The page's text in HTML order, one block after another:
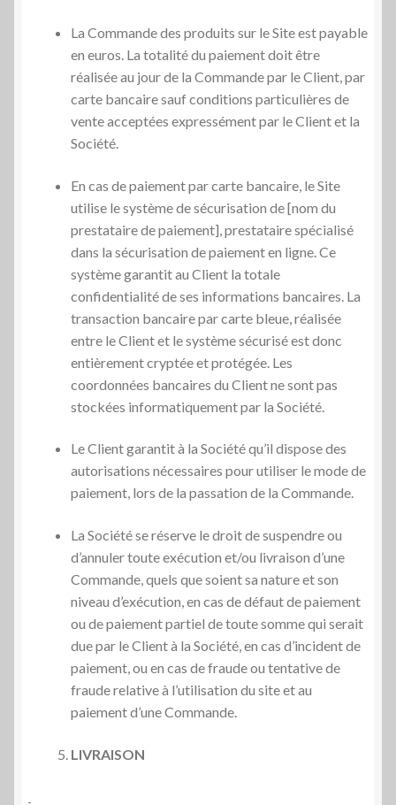
La Commande des produits sur le Site est payable
en euros. La totalité du paiement doit être
réalisée au jour de la Commande par le Client, par
carte bancaire sauf conditions particulières de
vente acceptées expressément par le Client et la
Société.
En cas de paiement par carte bancaire, le Site
utilise le système de sécurisation de [nom du
prestataire de paiement], prestataire spécialisé
dans la sécurisation de paiement en ligne. Ce
système garantit au Client la totale
confidentialité de ses informations bancaires. La
transaction bancaire par carte bleue, réalisée
entre le Client et le système sécurisé est donc
entièrement cryptée et protégée. Les
coordonnées bancaires du Client ne sont pas
stockées informatiquement par la Société.
Le Client garantit à la Société qu’il dispose des
autorisations nécessaires pour utiliser le mode de
paiement, lors de la passation de la Commande.
La Société se réserve le droit de suspendre ou
d’annuler toute exécution et/ou livraison d’une
Commande, quels que soient sa nature et son
niveau d’exécution, en cas de défaut de paiement
ou de paiement partiel de toute somme qui serait
due par le Client à la Société, en cas d’incident de
paiement, ou en cas de fraude ou tentative de
fraude relative à l’utilisation du site et au
paiement d’une Commande.
LIVRAISON